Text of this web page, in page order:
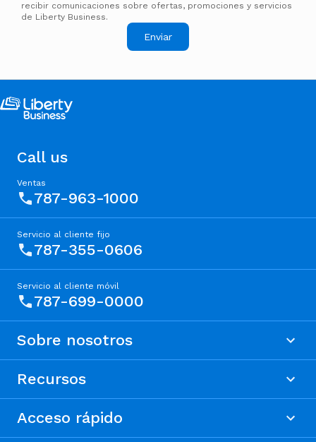
recibir comunicaciones sobre ofertas, promociones y servicios
de Liberty Business.
Enviar
Sobre nosotros
Recursos
Acceso rápido
Call us
Ventas
787-963-1000
Servicio al cliente fijo
787-355-0606
Servicio al cliente móvil
787-699-0000